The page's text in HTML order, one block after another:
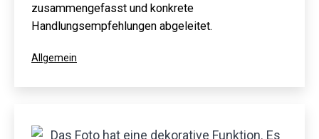
zusammengefasst und konkrete
Handlungsempfehlungen abgeleitet.
Kategorisiert
Allgemein